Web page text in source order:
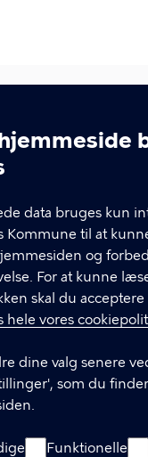
data bruges kun
Kommune til at
og
For at kunne
skal du
hele vores
dine valg senere
som du
Funktionelle
Kommune
kontakter her
64942212